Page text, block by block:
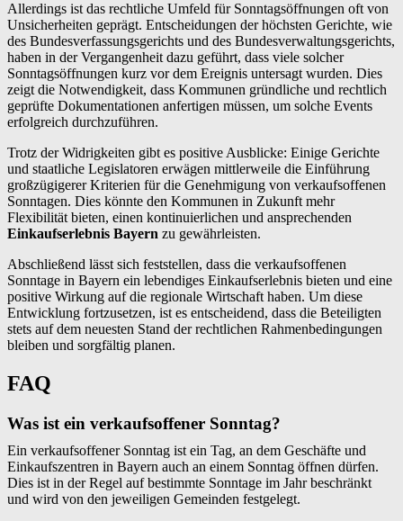
Allerdings ist das rechtliche Umfeld für Sonntagsöffnungen oft von
Unsicherheiten geprägt. Entscheidungen der höchsten Gerichte, wie
des Bundesverfassungsgerichts und des Bundesverwaltungsgerichts,
haben in der Vergangenheit dazu geführt, dass viele solcher
Sonntagsöffnungen kurz vor dem Ereignis untersagt wurden. Dies
zeigt die Notwendigkeit, dass Kommunen gründliche und rechtlich
geprüfte Dokumentationen anfertigen müssen, um solche Events
erfolgreich durchzuführen.
Trotz der Widrigkeiten gibt es positive Ausblicke: Einige Gerichte
und staatliche Legislatoren erwägen mittlerweile die Einführung
großzügigerer Kriterien für die Genehmigung von verkaufsoffenen
Sonntagen. Dies könnte den Kommunen in Zukunft mehr
Flexibilität bieten, einen kontinuierlichen und ansprechenden
Einkaufserlebnis Bayern zu gewährleisten.
Abschließend lässt sich feststellen, dass die verkaufsoffenen
Sonntage in Bayern ein lebendiges Einkaufserlebnis bieten und eine
positive Wirkung auf die regionale Wirtschaft haben. Um diese
Entwicklung fortzusetzen, ist es entscheidend, dass die Beteiligten
stets auf dem neuesten Stand der rechtlichen Rahmenbedingungen
bleiben und sorgfältig planen.
FAQ
Was ist ein verkaufsoffener Sonntag?
Ein verkaufsoffener Sonntag ist ein Tag, an dem Geschäfte und
Einkaufszentren in Bayern auch an einem Sonntag öffnen dürfen.
Dies ist in der Regel auf bestimmte Sonntage im Jahr beschränkt
und wird von den jeweiligen Gemeinden festgelegt.